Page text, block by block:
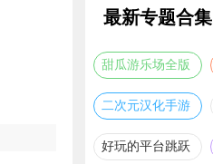
最新专题合集
甜瓜游乐场全版
本合集
二次元汉化手游
推荐
好玩的平台跳跃